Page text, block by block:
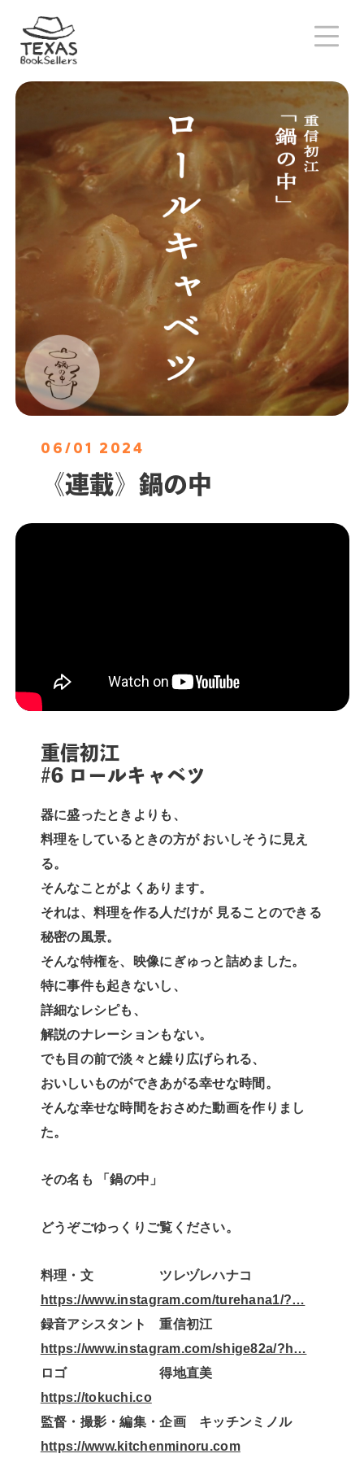
06/01 2024
《連載》鍋の中
重信初江
#6 ロールキャベツ
器に盛ったときよりも、
料理をしているときの方が おいしそうに見え
る。
そんなことがよくあります。
それは、料理を作る人だけが 見ることのできる
秘密の風景。
そんな特権を、映像にぎゅっと詰めました。
特に事件も起きないし、
詳細なレシピも、
解説のナレーションもない。
でも目の前で淡々と繰り広げられる、
おいしいものができあがる幸せな時間。
そんな幸せな時間をおさめた動画を作りまし
た。
その名も 「鍋の中」
どうぞごゆっくりご覧ください。
料理・文 ツレヅレハナコ
https://www.instagram.com/turehana1/?…
録音アシスタント 重信初江
https://www.instagram.com/shige82a/?h…
ロゴ 得地直美
https://tokuchi.co
監督・撮影・編集・企画 キッチンミノル
https://www.kitchenminoru.com